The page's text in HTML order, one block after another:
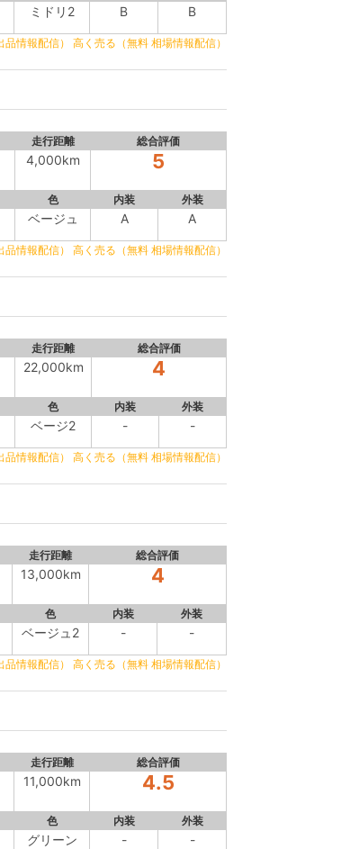
ミドリ2 B B
情報配信） 高く売る（無料 相場情報配信）
走行距離 総合評価
4,000km 5
色 内装 外装
ベージュ A A
情報配信） 高く売る（無料 相場情報配信）
走行距離 総合評価
22,000km 4
色 内装 外装
ベージ2 - -
情報配信） 高く売る（無料 相場情報配信）
走行距離 総合評価
13,000km 4
色 内装 外装
ベージュ2 - -
情報配信） 高く売る（無料 相場情報配信）
走行距離 総合評価
11,000km 4.5
色 内装 外装
グリーン - -